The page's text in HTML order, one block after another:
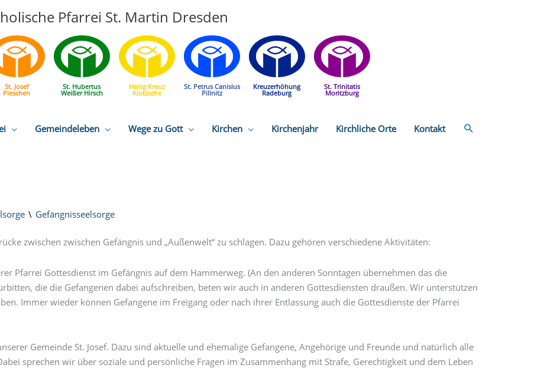
Pfarrei St. Martin Dresden
St. Josef
Pieschen
St. Hubertus
Weißer Hirsch
Heilig Kreuz
Klotzsche
St. Petrus Canisius
Pillnitz
Kreuzerhöhung
Radeburg
St. Trinitatis
Moritzburg
Gemeindeleben Wege zu Gott Kirchen Kirchenjahr Kirchliche Orte Kontakt Suchen
Gefängnisseelsorge
zwischen zwischen Gefängnis und „Außenwelt“ zu schlagen. Dazu gehören verschiedene Aktivitäten:
Pfarrei Gottesdienst im Gefängnis auf dem Hammerweg. (An den anderen Sonntagen übernehmen das die
die die Gefangenen dabei aufschreiben, beten wir auch in anderen Gottesdiensten draußen. Wir unterstützen
Immer wieder können Gefangene im Freigang oder nach ihrer Entlassung auch die Gottesdienste der Pfarrei
Gemeinde St. Josef. Dazu sind aktuelle und ehemalige Gefangene, Angehörige und Freunde und natürlich alle
sprechen wir über soziale und persönliche Fragen im Zusammenhang mit Strafe, Gerechtigkeit und dem Leben